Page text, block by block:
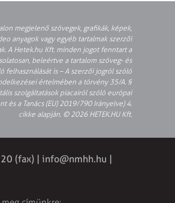
megjelenő szövegek, grafikák, képek,
anyagok vagy egyéb tartalmak szerzői
A Hetek.hu Kft. minden jogot fenntart a
beleértve a tartalom szöveg- és
felhasználását is – A szerzői jogról szóló
értelmében a törvény 35/A. §
szolgáltatások piacairól szóló európai
és a Tanács (EU) 2019/790 Irányelve) 4.
cikke alapján. © 2026 HETEK.HU Kft.
(fax) | info@nmhh.hu